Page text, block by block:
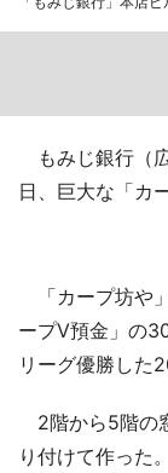
もみじ銀行（
日、巨大な「カ
「カープ坊や
ープV預金」の
リーグ優勝した
2階から5階の
り付けて作った